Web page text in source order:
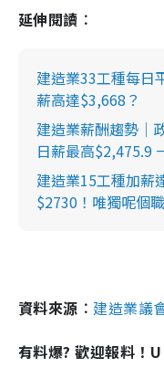
延伸閱讀︰
建造業33工種每日
薪高達$3,668？
建造業薪酬趨勢｜
日薪最高$2,475.9
建造業15工種加薪
$2730！唯獨呢個
資料來源︰ 建造業議
有料爆? 歡迎報料